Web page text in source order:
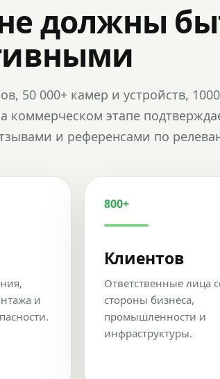
должны
50 000+ камер и устройств,
коммерческом этапе
и референсами по
и
800+
Клиентов
Ответственные лица
стороны бизнеса,
промышленности и
инфраструктуры.